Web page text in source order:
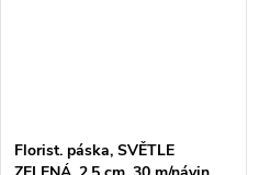
Florist. páska, SVĚTLE